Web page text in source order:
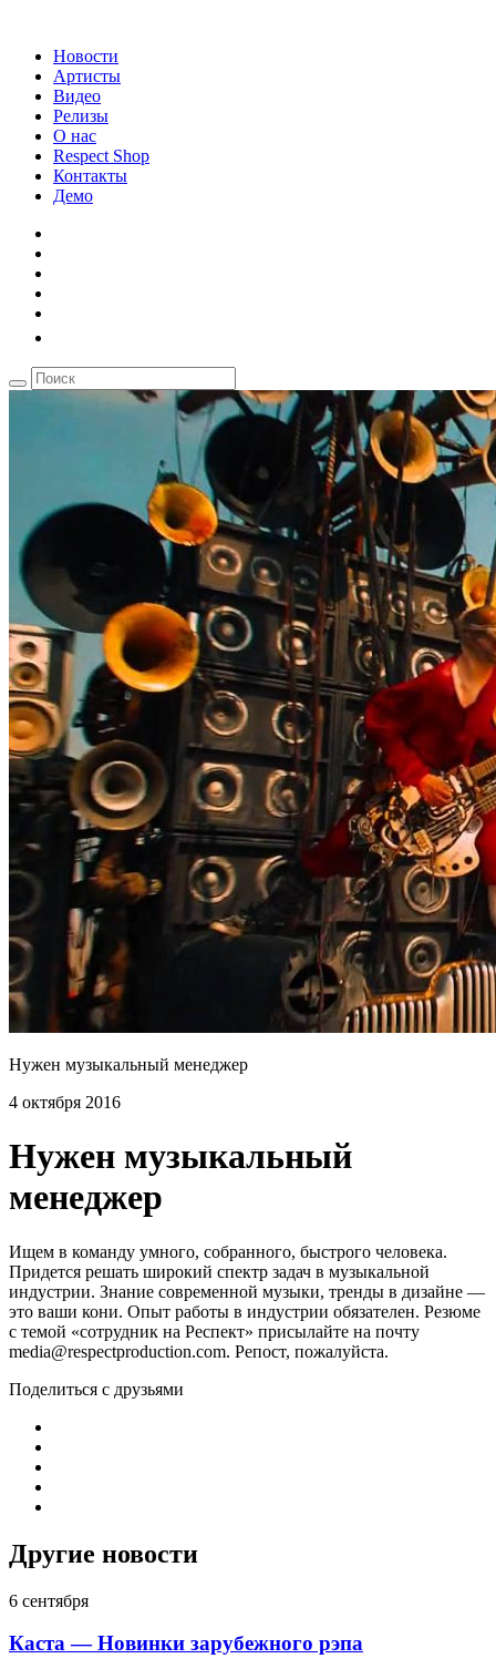
Новости
Артисты
Видео
Релизы
О нас
Respect Shop
Контакты
Демо
Нужен музыкальный менеджер
4 октября 2016
Нужен музыкальный
менеджер
Ищем в команду умного, собранного, быстрого человека.
Придется решать широкий спектр задач в музыкальной
индустрии. Знание современной музыки, тренды в дизайне —
это ваши кони. Опыт работы в индустрии обязателен. Резюме
с темой «сотрудник на Респект» присылайте на почту
media@respectproduction.com​​. Репост, пожалуйста.
Поделиться с друзьями
Другие новости
6 сентября
Каста — Новинки зарубежного рэпа